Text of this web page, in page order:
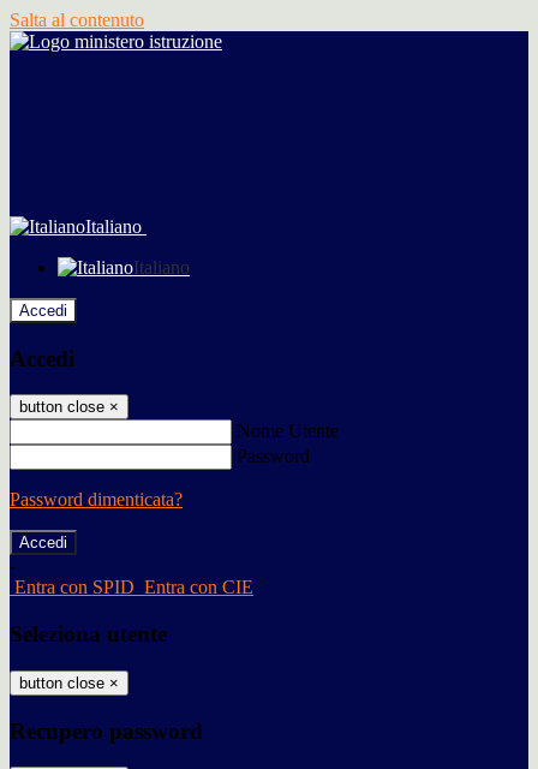
Salta al contenuto
Italiano
Italiano
Accedi
Accedi
button close ×
Nome Utente
Password
Password dimenticata?
-
Entra con SPID Entra con CIE
Seleziona utente
button close ×
Recupero password